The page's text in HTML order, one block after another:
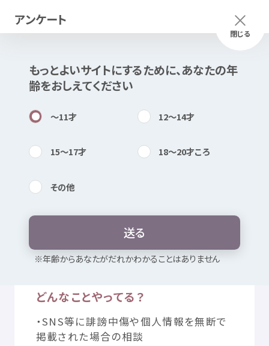
内検索
お気に入り
ふりがな つかいかた メニュー
閉じる
アンケート
もっとよいサイトにするために、あなたの年
齢をおしえてください
〜11才 12〜14才
15〜17才 18〜20才ころ
その他
送る
※年齢からあなたがだれかわかることはありません
このページは公開情報をもとに
Mexで作成
子どものネットトラブル相談
どんなことやってる？
・SNS等に誹謗中傷や個人情報を無断で
掲載された場合の相談